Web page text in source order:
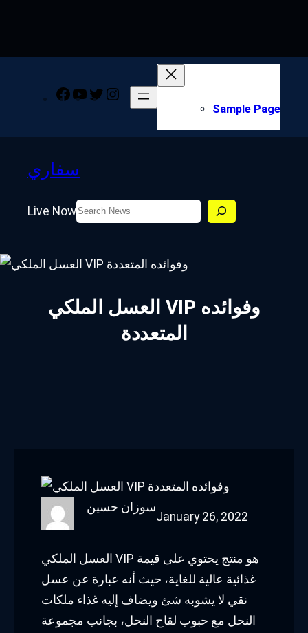
Facebook
YouTube
TwitterInstagram
Sample Page
سفاري
Live NowSearch
العسل الملكي VIP وفوائده
المتعددة
سوزان حسين
January 26, 2022
العسل الملكي VIP هو منتج يحتوي على قيمة
غذائية عالية للغاية، حيث أنه عبارة عن عسل
نقي لا يشوبه شئ ويضاف إليه غذاء ملكات
النحل مع حبوب لقاح النحل، بجانب مجموعة